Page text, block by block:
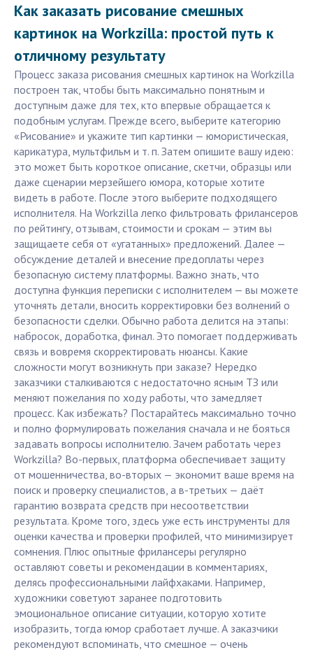
Как заказать рисование смешных
картинок на Workzilla: простой путь к
отличному результату
Процесс заказа рисования смешных картинок на Workzilla
построен так, чтобы быть максимально понятным и
доступным даже для тех, кто впервые обращается к
подобным услугам. Прежде всего, выберите категорию
«Рисование» и укажите тип картинки — юмористическая,
карикатура, мультфильм и т. п. Затем опишите вашу идею:
это может быть короткое описание, скетчи, образцы или
даже сценарии мерзейшего юмора, которые хотите
видеть в работе. После этого выберите подходящего
исполнителя. На Workzilla легко фильтровать фрилансеров
по рейтингу, отзывам, стоимости и срокам — этим вы
защищаете себя от «угатанных» предложений. Далее —
обсуждение деталей и внесение предоплаты через
безопасную систему платформы. Важно знать, что
доступна функция переписки с исполнителем — вы можете
уточнять детали, вносить корректировки без волнений о
безопасности сделки. Обычно работа делится на этапы:
набросок, доработка, финал. Это помогает поддерживать
связь и вовремя скорректировать нюансы. Какие
сложности могут возникнуть при заказе? Нередко
заказчики сталкиваются с недостаточно ясным ТЗ или
меняют пожелания по ходу работы, что замедляет
процесс. Как избежать? Постарайтесь максимально точно
и полно формулировать пожелания сначала и не бояться
задавать вопросы исполнителю. Зачем работать через
Workzilla? Во-первых, платформа обеспечивает защиту
от мошенничества, во-вторых — экономит ваше время на
поиск и проверку специалистов, а в-третьих — даёт
гарантию возврата средств при несоответствии
результата. Кроме того, здесь уже есть инструменты для
оценки качества и проверки профилей, что минимизирует
сомнения. Плюс опытные фрилансеры регулярно
оставляют советы и рекомендации в комментариях,
делясь профессиональными лайфхаками. Например,
художники советуют заранее подготовить
эмоциональное описание ситуации, которую хотите
изобразить, тогда юмор сработает лучше. А заказчики
рекомендуют вспоминать, что смешное — очень